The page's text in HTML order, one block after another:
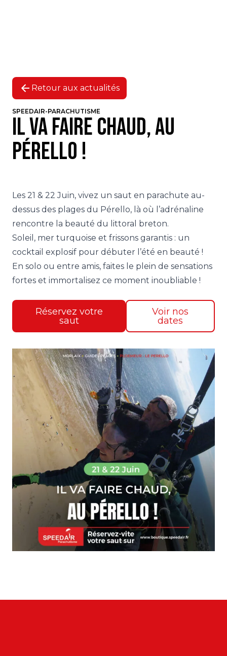
Retour aux actualités
SPEEDAIR-PARACHUTISME
Il va faire chaud, AU
PÉRELLO !
Les 21 & 22 Juin, vivez un saut en parachute au-
dessus des plages du Pérello, là où l’adrénaline
rencontre la beauté du littoral breton.
Soleil, mer turquoise et frissons garantis : un
cocktail explosif pour débuter l’été en beauté !
En solo ou entre amis, faites le plein de sensations
fortes et immortalisez ce moment inoubliable !
Réservez votre
saut
Voir nos
dates